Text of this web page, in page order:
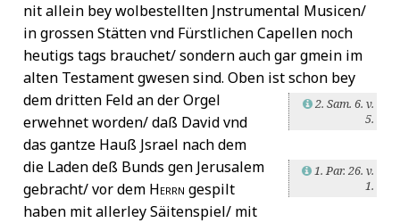
nit allein bey wolbestellten Jnstrumental Musicen/
in grossen Stätten vnd Fürstlichen Capellen noch
heutigs tags brauchet/ sondern auch gar gmein im
alten Testament gwesen sind. Oben ist schon bey
dem dritten
L2. Sam. 6. v.
5.
Feld an der Orgel
erwehnet worden/ daß David vnd
das gantze Hauß Jsrael nach dem
die Laden deß Bunds gen Jerusalem
L1. Par. 26. v.
1.
gebracht/ vor dem Herrn gespilt
haben mit allerley Säitenspiel/ mit